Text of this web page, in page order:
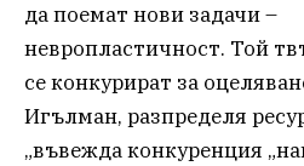
да поемат нови задачи –
невропластичност. Той
се конкурират за
Игълман, разпределя
„въвежда конкуренция